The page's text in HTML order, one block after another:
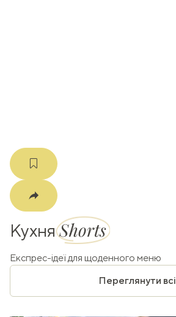
КухняShorts
Експрес-ідеї для щоденного меню
Переглянути всі